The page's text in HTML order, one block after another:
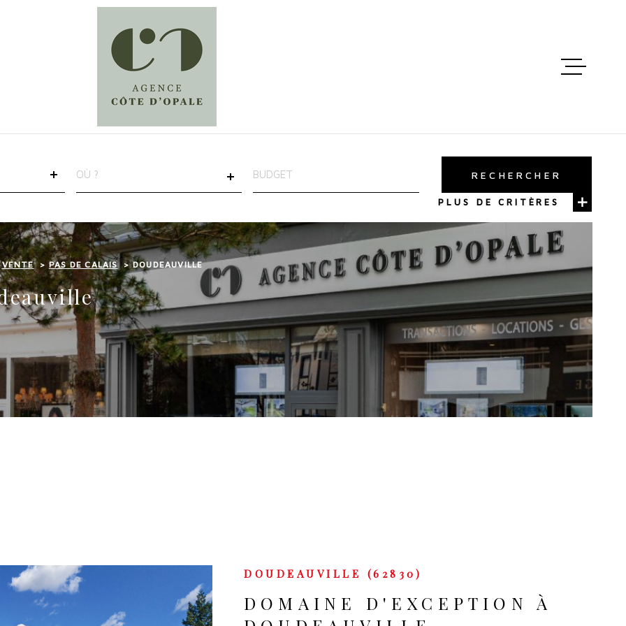
VENTES
MAIL -
NOS
NOTRE
TEXTE
RÉFÉRENCE
PLUS DE CRITÈRES
RECHERCHER
VENTE PAS DE CALAIS DOUDEAUVILLE
DOUDEAUVILLE (62830)
DOMAINE D'EXCEPTION À